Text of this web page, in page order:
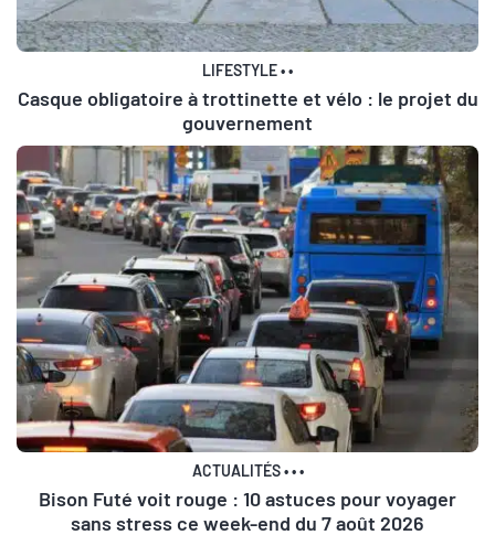
LIFESTYLE••
Casque obligatoire à trottinette et vélo : le projet du
gouvernement
ACTUALITÉS•••
Bison Futé voit rouge : 10 astuces pour voyager
sans stress ce week-end du 7 août 2026